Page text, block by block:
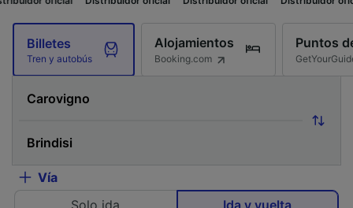
Billetes
Tren y autobús
Alojamientos
Booking.com
Puntos
Vía
Solo ida
Ida y vuelta